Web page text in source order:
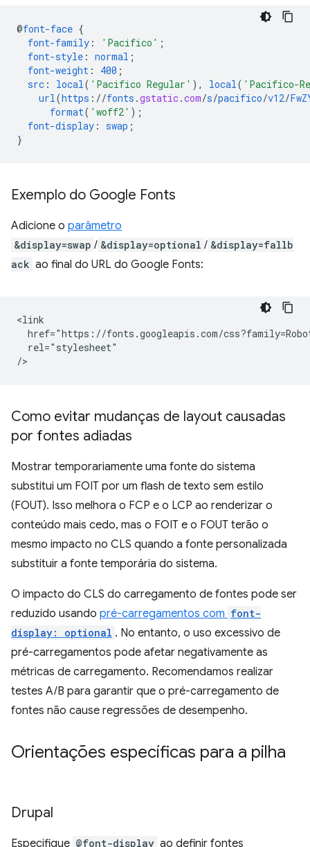
@font-face {
font-family : 'Pacifico' ;
font-style : normal ;
font-weight : 400 ;
src : local ( 'Pacifico Regular' ), local ( 'Pacifico-
url (https ://fonts .gstatic.com/s/pacifico/v12/
format( 'woff2' );
font-display : swap ;
}
Exemplo do Google Fonts
Adicione o parâmetro
&display=swap / &display=optional / &display=fallb
ack ao final do URL do Google Fonts:
<link
href="https://fonts.googleapis.com/
  rel="stylesheet"
Como evitar mudanças de layout causadas
por fontes adiadas
Mostrar temporariamente uma fonte do sistema
substitui um FOIT por um flash de texto sem estilo
(FOUT). Isso melhora o FCP e o LCP ao renderizar o
conteúdo mais cedo, mas o FOIT e o FOUT terão o
mesmo impacto no CLS quando a fonte personalizada
substituir a fonte temporária do sistema.
O impacto do CLS do carregamento de fontes pode ser
reduzido usando pré-carregamentos com font-
display: optional . No entanto, o uso excessivo de
pré-carregamentos pode afetar negativamente as
métricas de carregamento. Recomendamos realizar
testes A/B para garantir que o pré-carregamento de
fontes não cause regressões de desempenho.
Orientações específicas para a pilha
Drupal
Especifique @font-display ao definir fontes